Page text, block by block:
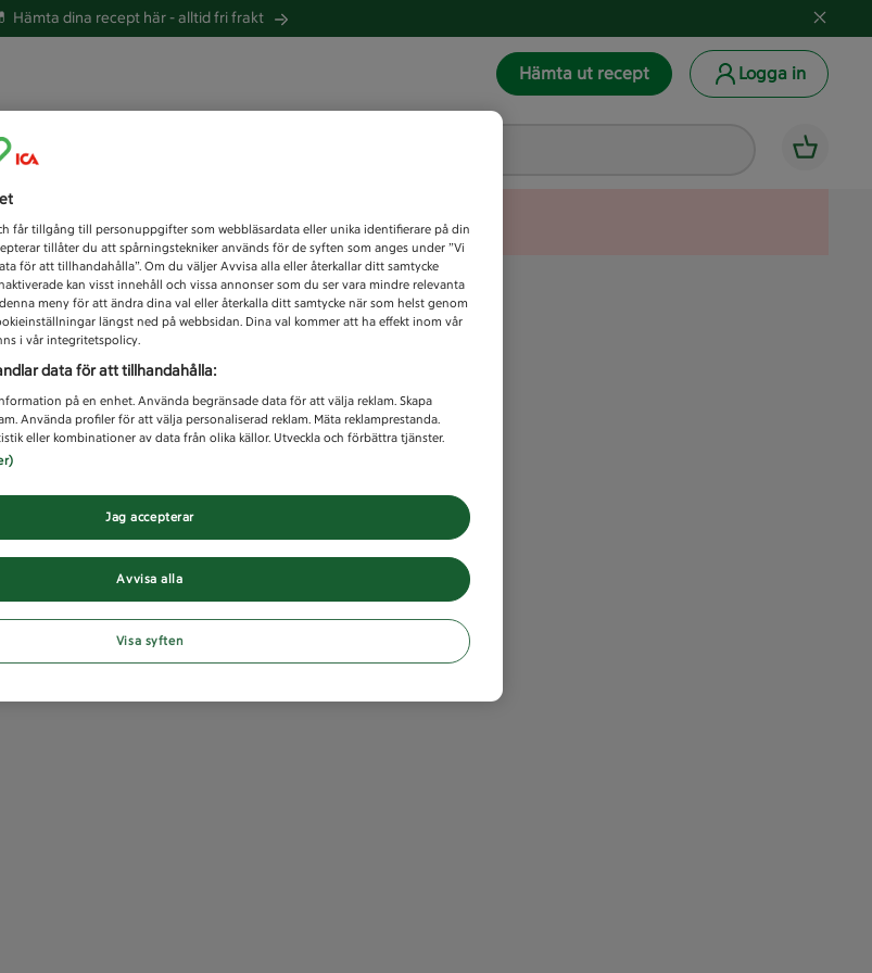
💊 Hämta dina recept här -alltid fri frakt
Hämta ut recept Logga in
Unknown error
får tillgång till personuppgifter som webbläsardata eller unika identifierare på din
tillåter du att spårningstekniker används för de syften som anges under ”Vi
för att tillhandahålla”. Om du väljer Avvisa alla eller återkallar ditt samtycke
kan visst innehåll och vissa annonser som du ser vara mindre relevanta
meny för att ändra dina val eller återkalla ditt samtycke när som helst genom
längst ned på webbsidan. Dina val kommer att ha effekt inom vår
i vår integritetspolicy.
data för att tillhandahålla:
på en enhet. Använda begränsade data för att välja reklam. Skapa
Använda profiler för att välja personaliserad reklam. Mäta reklamprestanda.
eller kombinationer av data från olika källor. Utveckla och förbättra tjänster.
Avvisa alla
Jag accepterar
Visa syften